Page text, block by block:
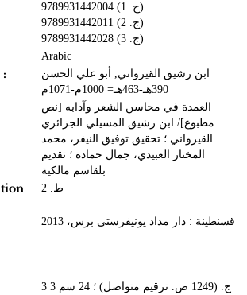
9789931442004 (ج. 1)
9789931442011 (ج. 2)
9789931442028 (ج. 3)
Arabic
ابن رشيق القيرواني, أبو علي الحسن
390هـ-463هـ= 1000م-1071م
العمدة في محاسن الشعر وآدابه [نص
مطبوع]/ ابن رشيق المسيلي الجزائري
القيرواني ؛ تحقيق توفيق النيفر، محمد
المختار العبيدي، جمال حمادة ؛ تقديم
بلقاسم مالكية
ط. 2
قسنطينة : ‏دار مداد يونيفرستي برس‏، ‏2013
3 ج. (1249 ص. ترقيم متواصل) ؛ 24 سم 3